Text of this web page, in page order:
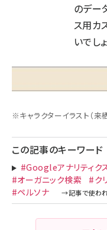
のデー
ス用カ
いでしょ
※キャラクターイラスト（来栖
この記事のキーワード
#Googleアナリティク
#オーガニック検索
#ク
#ペルソナ